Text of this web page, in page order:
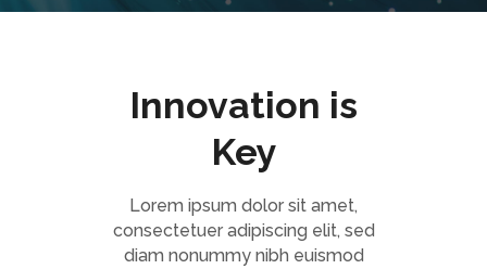
Innovation is
Key
Lorem ipsum dolor sit amet,
consectetuer adipiscing elit, sed
diam nonummy nibh euismod